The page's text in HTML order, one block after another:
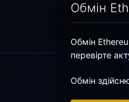
Обмін
Обмін
перевірте
Обмін